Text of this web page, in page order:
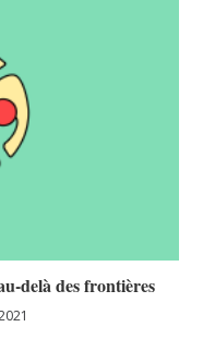
delà des frontières